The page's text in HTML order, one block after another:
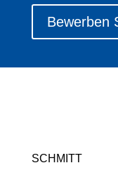
Bewerben
SCHMITT